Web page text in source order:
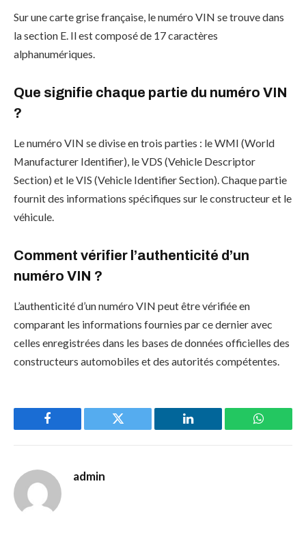
Sur une carte grise française, le numéro VIN se trouve dans
la section E. Il est composé de 17 caractères
alphanumériques.
Que signifie chaque partie du numéro VIN
?
Le numéro VIN se divise en trois parties : le WMI (World
Manufacturer Identifier), le VDS (Vehicle Descriptor
Section) et le VIS (Vehicle Identifier Section). Chaque partie
fournit des informations spécifiques sur le constructeur et le
véhicule.
Comment vérifier l’authenticité d’un
numéro VIN ?
L’authenticité d’un numéro VIN peut être vérifiée en
comparant les informations fournies par ce dernier avec
celles enregistrées dans les bases de données officielles des
constructeurs automobiles et des autorités compétentes.
Facebook Twitter LinkedIn
admin